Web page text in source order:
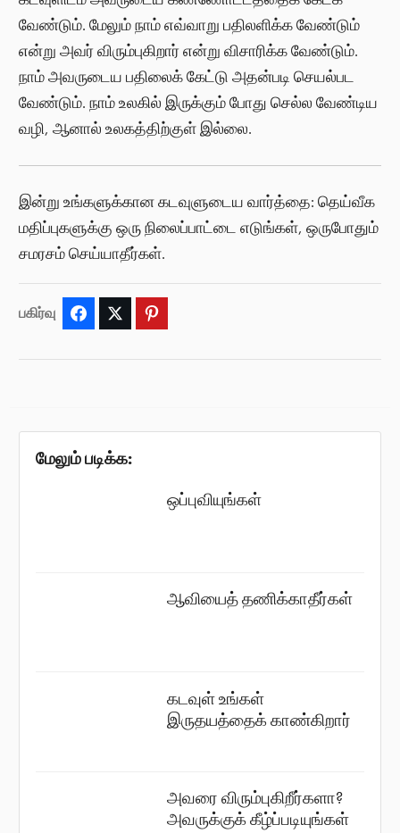
வேண்டும். மேலும் நாம் எவ்வாறு பதிலளிக்க வேண்டும்
என்று அவர் விரும்புகிறார் என்று விசாரிக்க வேண்டும்.
நாம் அவருடைய பதிலைக் கேட்டு அதன்படி செயல்பட
வேண்டும். நாம் உலகில் இருக்கும் போது செல்ல வேண்டிய
வழி, ஆனால் உலகத்திற்குள் இல்லை.
இன்று உங்களுக்கான கடவுளுடைய வார்த்தை: தெய்வீக
மதிப்புகளுக்கு ஒரு நிலைப்பாட்டை எடுங்கள், ஒருபோதும்
சமரசம் செய்யாதீர்கள்.
பகிர்வு Facebook Twitter
மேலும் படிக்க:
ஒப்புவியுங்கள்
ஆவியைத் தணிக்காதீர்கள்
கடவுள் உங்கள்
இருதயத்தைக் காண்கிறார்
அவரை விரும்புகிறீர்களா?
அவருக்குக் கீழ்ப்படியுங்கள்